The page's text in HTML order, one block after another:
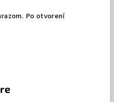
Po otvorení